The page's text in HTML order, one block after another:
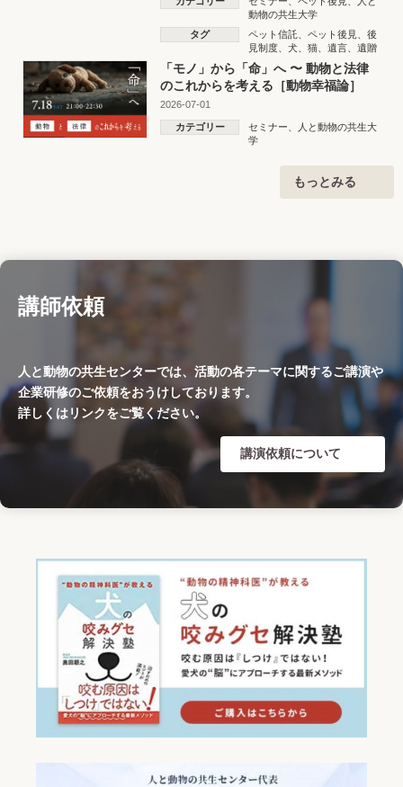
34 3 0
Load more
動物の共生大学
タグ
ペット信託 、ペット後見 、後
見制度 、犬 、猫 、遺言 、遺贈
「モノ」から「命」へ 〜 動物と法律
のこれからを考える［動物幸福論］
2026-07-01
カテゴリー セミナー
人と動物の共生大
学
もっとみる
講師依頼
人と動物の共生センターでは、活動の各テーマに関するご講演や
企業研修のご依頼をおうけしております。
詳しくはリンクをご覧ください。
講演依頼について